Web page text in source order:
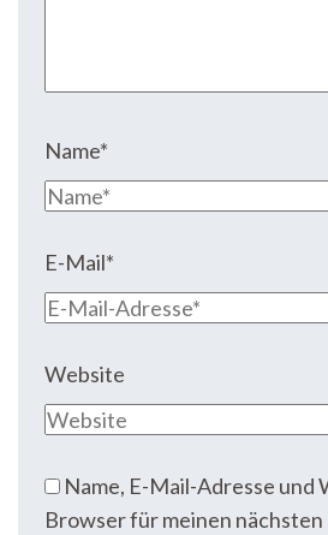
Name*
E-Mail*
Website
Name, E-Mail-Adresse und
Browser für meinen